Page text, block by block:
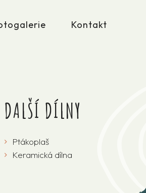
Kontakt
DALŠÍ DÍLNY
Ptákoplaš
Keramická dílna